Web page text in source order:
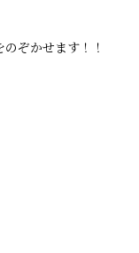
ぞかせます！！